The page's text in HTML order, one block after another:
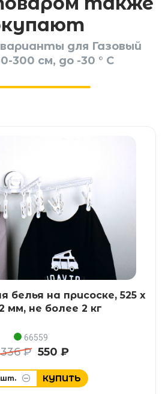
для Газовый
300 см, до -30 ° C
на присоске, 525 x
мм, не более 2 кг
66559
336 ₽ 550 ₽
шт. КУПИТЬ